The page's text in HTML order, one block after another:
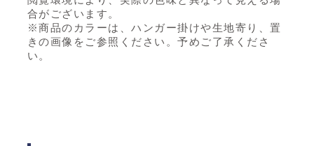
合がございます。
※商品のカラーは、ハンガー掛けや生地寄り、置
きの画像をご参照ください。予めご了承くださ
い。